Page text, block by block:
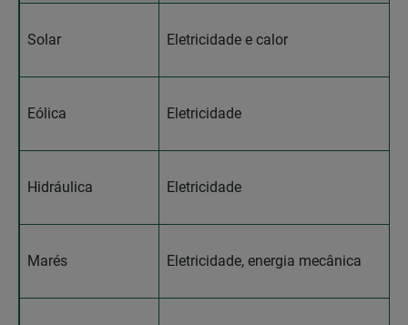
Solar Eletricidade e calor
Eólica Eletricidade
Hidráulica Eletricidade
Marés Eletricidade, energia mecânica